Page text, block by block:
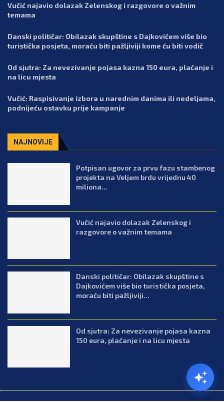
Vučić najavio dolazak Zelenskog i razgovore o važnim
temama
Danski političar: Obilazak skupštine s Dajkovićem više bio
turistička posjeta, moraću biti pažljiviji kome ću biti vodič
Od sjutra: Za nevezivanje pojasa kazna 150 eura, plaćanje i
na licu mjesta
Vučić: Raspisivanje izbora u narednim danima ili nedeljama,
podnijeću ostavku prije kampanje
NAJNOVIJE
Potpisan ugovor za prvu fazu stambenog
projekta na Veljem brdu vrijednu 40
miliona...
Vučić najavio dolazak Zelenskog i
razgovore o važnim temama
Danski političar: Obilazak skupštine s
Dajkovićem više bio turistička posjeta,
moraću biti pažljiviji...
Od sjutra: Za nevezivanje pojasa kazna
150 eura, plaćanje i na licu mjesta